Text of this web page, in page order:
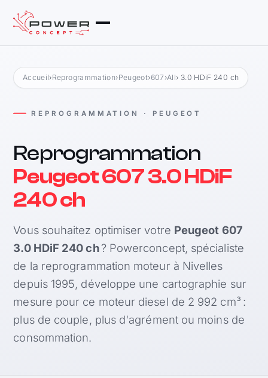
Accueil›Reprogrammation›Peugeot›607 ›All› 3.0 HDiF 240 ch
REPROGRAMMATION · PEUGEOT
Reprogrammation
Peugeot 607 3.0 HDiF
240 ch
Vous souhaitez optimiser votre Peugeot 607
3.0 HDiF 240 ch? Powerconcept, spécialiste
de la reprogrammation moteur à Nivelles
depuis 1995, développe une cartographie sur
mesure pour ce moteur diesel de 2 992 cm³ :
plus de couple, plus d'agrément ou moins de
consommation.